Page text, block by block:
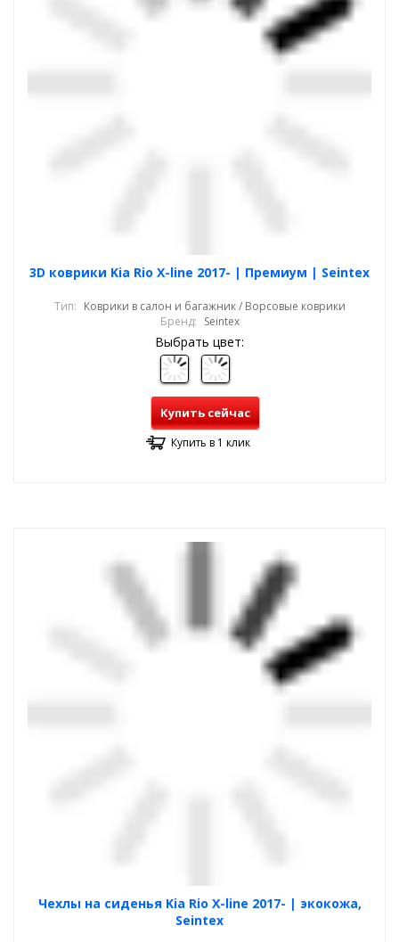
3D коврики Kia Rio X-line 2017- | Премиум | Seintex
Тип: Коврики в салон и багажник / Ворсовые коврики
Бренд: Seintex
Выбрать цвет:
Купить сейчас
Купить в 1 клик
Чехлы на сиденья Kia Rio X-line 2017- | экокожа,
Seintex